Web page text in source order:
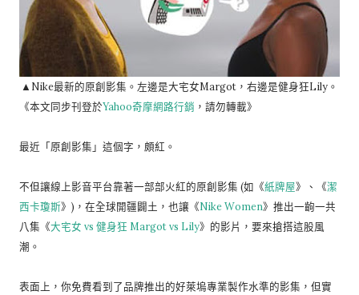
▲Nike最新的原創影集。左邊是大宅女Margot，右邊是健身狂Lily。
《本文同步刊登於Yahoo奇摩網路行銷 ，請勿轉載》
最近「原創影集」這個字，頗紅。
不但讓線上影音平台靠著一部部火紅的原創影集 (如《紙牌屋》、《潔
西卡瓊斯》)，在全球開疆闢土，也讓《Nike Women》推出一齣一共
八集《大宅女 vs 健身狂 Margot vs Lily》的影片，要來搶搭這股風
潮。
表面上，你免費看到了品牌推出的好萊塢專業製作水準的影集，但實